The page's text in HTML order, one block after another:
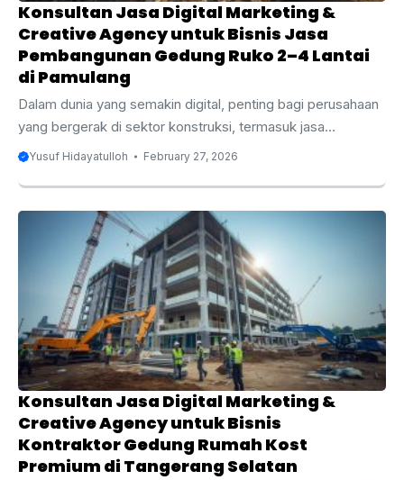
Konsultan Jasa Digital Marketing &
Creative Agency untuk Bisnis Jasa
Pembangunan Gedung Ruko 2–4 Lantai
di Pamulang
Dalam dunia yang semakin digital, penting bagi perusahaan
yang bergerak di sektor konstruksi, termasuk jasa
pembangunan gedung ruko 2–4 lantai di Pamulang, untuk
mereka. Pamulang, yang terletak di Tangerang Selatan,
merupakan salah satu kawasan yang berkembang pesat,
dengan permintaan tinggi terhadap properti komersial,
termasuk ruko. Bagi bisnis yang bergerak dalam
pembangunan gedung ruko, penting untuk memiliki
keberadaan online yang kuat agar bisa bersaing dan
mencapai calon klien dengan efektif. ...
Yusuf Hidayatulloh February 27, 2026
Konsultan Jasa Digital Marketing &
Creative Agency untuk Bisnis
Kontraktor Gedung Rumah Kost
Premium di Tangerang Selatan